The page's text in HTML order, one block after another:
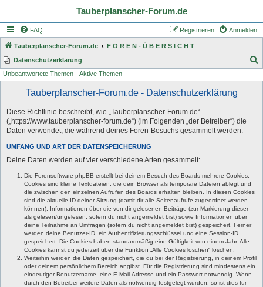
Tauberplanscher-Forum.de
FAQ Anmelden
Registrieren
Tauberplanscher-Forum.de
F O R E N - Ü B E R S I C H T
Datenschutzerklärung
Unbeantwortete Themen Aktive Themen
Tauberplanscher-Forum.de - Datenschutzerklärung
Diese Richtlinie beschreibt, wie „Tauberplanscher-Forum.de“
(„https://www.tauberplanscher-forum.de“) (im Folgenden „der Betreiber“) die
Daten verwendet, die während deines Foren-Besuchs gesammelt werden.
UMFANG UND ART DER DATENSPEICHERUNG
Deine Daten werden auf vier verschiedene Arten gesammelt:
Die Forensoftware phpBB erstellt bei deinem Besuch des Boards mehrere Cookies.
Cookies sind kleine Textdateien, die dein Browser als temporäre Dateien ablegt und
die zwischen den einzelnen Aufrufen des Boards erhalten bleiben. In diesen Cookies
sind die aktuelle ID deiner Sitzung (damit dir alle Seitenaufrufe zugeordnet werden
können), Informationen über die von dir gelesenen Beiträge (zur Markierung dieser
als gelesen/ungelesen; sofern du nicht angemeldet bist) sowie Informationen über
deine Teilnahme an Umfragen (sofern du nicht angemeldet bist) gespeichert. Ferner
werden deine Benutzer-ID, ein Authentifizierungsschlüssel und eine Session-ID
gespeichert. Die Cookies haben standardmäßig eine Gültigkeit von einem Jahr. Alle
Cookies kannst du jederzeit über die Funktion „Alle Cookies löschen“ löschen.
Weiterhin werden die Daten gespeichert, die du bei der Registrierung, in deinem Profil
oder deinem persönlichem Bereich angibst. Für die Registrierung sind mindestens ein
eindeutiger Benutzername, eine E-Mail-Adresse und ein Passwort notwendig. Wenn
durch den Betreiber weitere Daten als notwendig festgelegt wurden, so ist dies für